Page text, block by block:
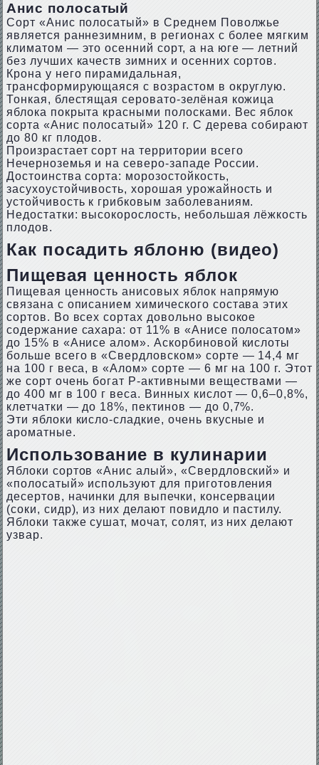
Анис полосатый
Сорт «Анис полосатый» в Среднем Поволжье
является раннезимним, в регионах с более мягким
климатом — это осенний сорт, а на юге — летний
без лучших качеств зимних и осенних сортов.
Крона у него пирамидальная,
трансформирующаяся с возрастом в округлую.
Тонкая, блестящая серовато-зелёная кожица
яблока покрыта красными полосками. Вес яблок
сорта «Анис полосатый» 120 г. С дерева собирают
до 80 кг плодов.
Произрастает сорт на территории всего
Нечерноземья и на северо-западе России.
Достоинства сорта: морозостойкость,
засухоустойчивость, хорошая урожайность и
устойчивость к грибковым заболеваниям.
Недостатки: высокорослость, небольшая лёжкость
плодов.
Как посадить яблоню (видео)
Пищевая ценность яблок
Пищевая ценность анисовых яблок напрямую
связана с описанием химического состава этих
сортов. Во всех сортах довольно высокое
содержание сахара: от 11% в «Анисе полосатом»
до 15% в «Анисе алом». Аскорбиновой кислоты
больше всего в «Свердловском» сорте — 14,4 мг
на 100 г веса, в «Алом» сорте — 6 мг на 100 г. Этот
же сорт очень богат Р-активными веществами —
до 400 мг в 100 г веса. Винных кислот — 0,6–0,8%,
клетчатки — до 18%, пектинов — до 0,7%.
Эти яблоки кисло-сладкие, очень вкусные и
ароматные.
Использование в кулинарии
Яблоки сортов «Анис алый», «Свердловский» и
«полосатый» используют для приготовления
десертов, начинки для выпечки, консервации
(соки, сидр), из них делают повидло и пастилу.
Яблоки также сушат, мочат, солят, из них делают
узвар.